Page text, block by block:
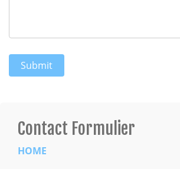
Contact Formulier
HOME